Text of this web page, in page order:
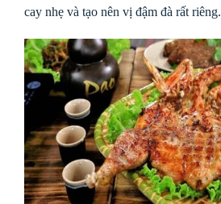
cay nhẹ và tạo nên vị đậm đà rất riêng.